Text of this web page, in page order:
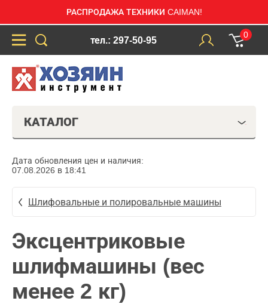
РАСПРОДАЖА ТЕХНИКИ CAIMAN!
тел.: 297-50-95
0
КАТАЛОГ
Дата обновления цен и наличия:
07.08.2026 в 18:41
Шлифовальные и полировальные машины
Эксцентриковые
шлифмашины (вес
менее 2 кг)